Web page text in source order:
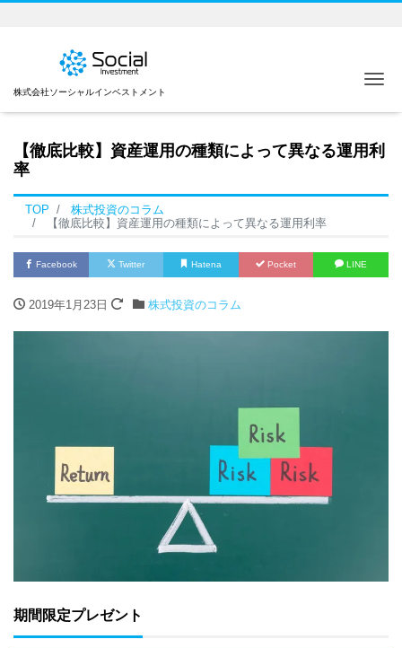
株式会社ソーシャルインベストメント
【徹底比較】資産運用の種類によって異なる運用利
率
TOP
株式投資のコラム
【徹底比較】資産運用の種類によって異なる運用利率
Facebook Twitter Hatena Pocket LINE
2019年1月23日 株式投資のコラム
期間限定プレゼント